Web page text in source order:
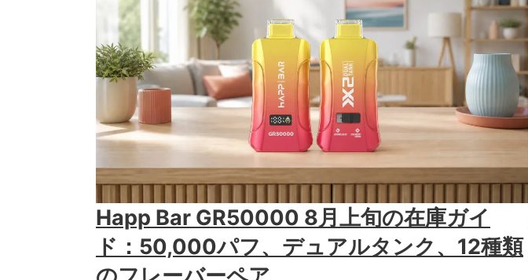
Happ Bar GR50000 8月上旬の在庫ガイ
ド：50,000パフ、デュアルタンク、12種類